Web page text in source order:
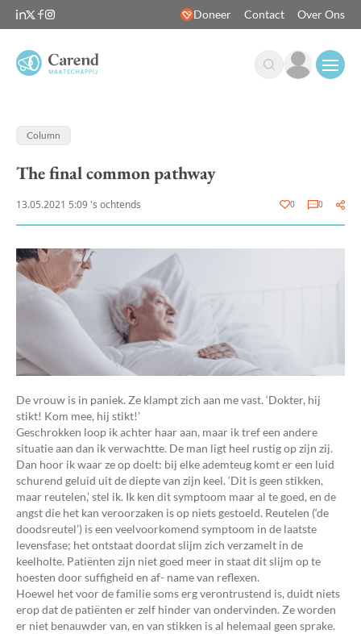
Doneer Contact Over Ons
Column
The final common pathway
13.05.2021 5:09 's ochtends 0 0
De vrouw is in paniek. Ze klampt zich aan me vast. ‘Dokter, hij
stikt! Kom mee, hij stikt!’
Geschrokken loop ik achter haar aan, maar ik tref een andere
situatie aan dan ik verwachtte. De man ligt heel rustig op zijn zij.
Dan hoor ik waar ze op doelt: bij elke ademteug komt er een luid
schurend geluid uit de diepte van zijn keel. ‘Dit is geen stikken,
maar reutelen,’ stel ik. Ik ken dit symptoom maar al te goed, en de
angst die het kan veroorzaken is op niets gestoeld. Reutelen (‘de
doodsreutel’) is een veelvoorkomend symptoom in de laatste
levensfase; het ontstaat doordat slijm zich verzamelt in de
keelholte. Patiënten zijn niet goed meer in staat dit slijm op te
hoesten door suffigheid en af- name van reflexen.
Hoewel het voor de familie soms erg verontrustend is, duidt niets
erop dat de patiënten er zelf hinder van ondervinden. Ze worden
er niet benauwder van, en van stikken is al helemaal geen sprake.